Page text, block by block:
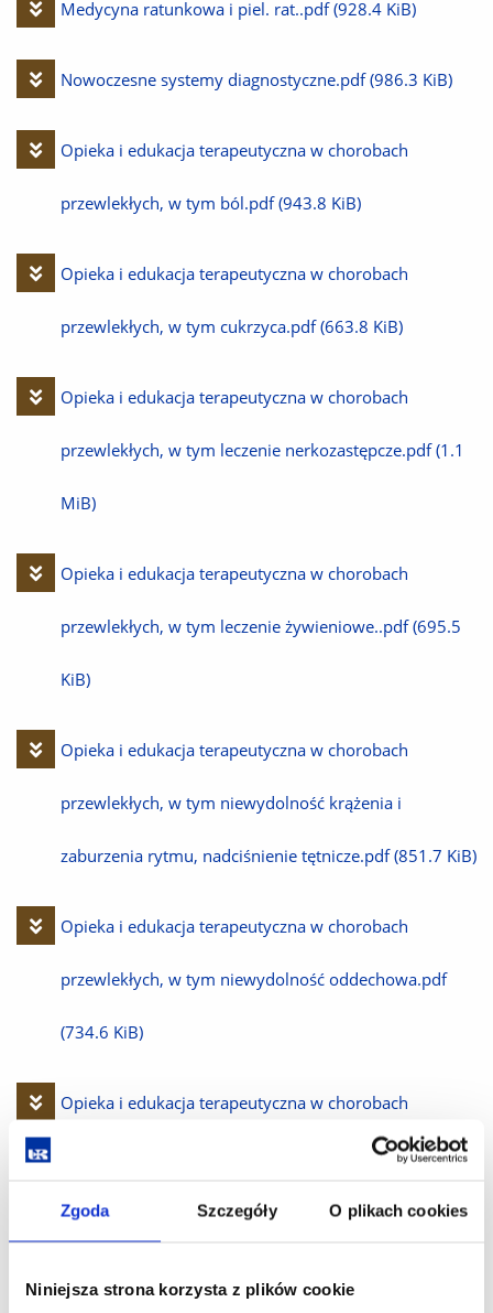
Zgoda Szczegóły O plikach cookies
Niniejsza strona korzysta z plików cookie
Pobierz
Medycyna ratunkowa i piel. rat..pdf (928.4 KiB)
Pobierz
Nowoczesne systemy diagnostyczne.pdf (986.3 KiB)
Pobierz
plik
Opieka i edukacja terapeutyczna w chorobach
przewlekłych, w tym ból.pdf (943.8 KiB)
Pobierz
plik
Opieka i edukacja terapeutyczna w chorobach
przewlekłych, w tym cukrzyca.pdf (663.8 KiB)
Pobierz
plik
Opieka i edukacja terapeutyczna w chorobach
przewlekłych, w tym leczenie nerkozastępcze.pdf (1.1
MiB)
Pobierz
plik
Opieka i edukacja terapeutyczna w chorobach
przewlekłych, w tym leczenie żywieniowe..pdf (695.5
KiB)
Pobierz
plik
Opieka i edukacja terapeutyczna w chorobach
przewlekłych, w tym niewydolność krążenia i
zaburzenia rytmu, nadciśnienie tętnicze.pdf (851.7 KiB)
Pobierz
plik
Opieka i edukacja terapeutyczna w chorobach
przewlekłych, w tym niewydolność oddechowa.pdf
(734.6 KiB)
Pobierz
Opieka i edukacja terapeutyczna w chorobach
(848.1 KiB)
Pobierz
plik
Opieka i edukacja terapeutyczna w chorobach
przewlekłych, w tym rany przewlekłe.pdf